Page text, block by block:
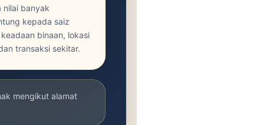
nilai banyak
kepada saiz
binaan, lokasi
transaksi sekitar.
mengikut alamat